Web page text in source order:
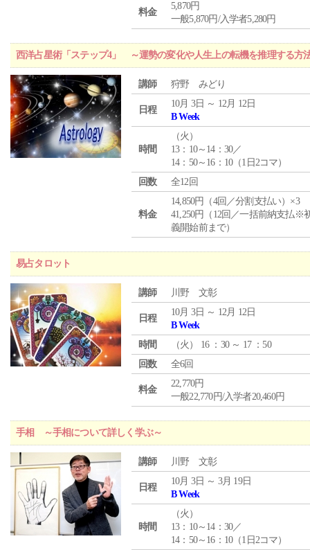
料金
5,870円
一般5,870円/入学者5,280円
西洋占星術「ステップ4」 ～運勢の変化や人生上の転機を推理する方
講師 狩野 みどり
日程
10月 3日 ～ 12月 12日
B Week
時間
（火 ）
13：10～14：30／
14：50～16：10（1日2コマ）
回数
全12回
料金
14,850円（4回／分割支払い）×3
41,250円（12回／一括前納支払※
義開始前まで）
易占タロット
講師 川野 文彰
日程
10月 3日 ～ 12月 12日
B Week
時間
（火 ） 16 ：30 ～ 17 ：50
回数
全6回
料金
22,770円
一般22,770円/入学者20,460円
手相 ～手相について詳しく学ぶ～
講師 川野 文彰
日程
10月 3日 ～ 3月 19日
B Week
時間
（火 ）
13：10～14：30／
14：50～16：10（1日2コマ）